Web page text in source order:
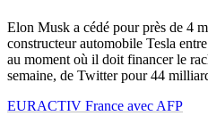
Elon Musk a cédé pour près de 4
constructeur automobile Tesla
au moment où il doit financer le
semaine, de Twitter pour 44
EURACTIV France avec AFP